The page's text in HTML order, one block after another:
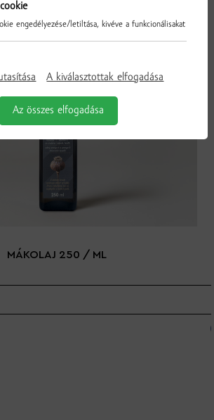
MÁKOLAJ 250 / ML
engedélyezése/letiltása, kivéve a funkcionálisakat
A kiválasztottak elfogadása
Az összes elfogadása